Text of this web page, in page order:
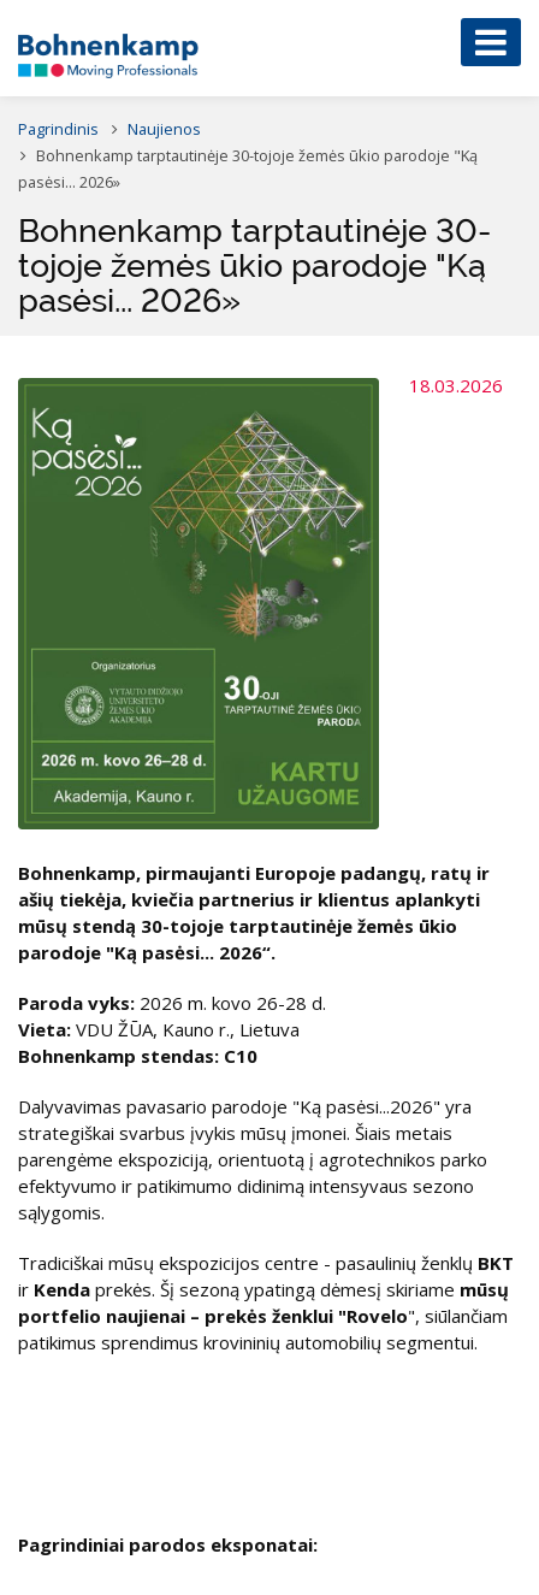
Pagrindinis
Naujienos
Bohnenkamp tarptautinėje 30-tojoje žemės ūkio parodoje "Ką
pasėsi... 2026»
Bohnenkamp tarptautinėje 30-
tojoje žemės ūkio parodoje "Ką
pasėsi... 2026»
18.03.2026
Bohnenkamp, pirmaujanti Europoje padangų, ratų ir
ašių tiekėja, kviečia partnerius ir klientus aplankyti
mūsų stendą 30-tojoje tarptautinėje žemės ūkio
parodoje "Ką pasėsi... 2026“.
Paroda vyks: 2026 m. kovo 26-28 d.
Vieta: VDU ŽŪA, Kauno r., Lietuva
Bohnenkamp stendas: C10
Dalyvavimas pavasario parodoje "Ką pasėsi...2026" yra
strategiškai svarbus įvykis mūsų įmonei. Šiais metais
parengėme ekspoziciją, orientuotą į agrotechnikos parko
efektyvumo ir patikimumo didinimą intensyvaus sezono
sąlygomis.
Tradiciškai mūsų ekspozicijos centre - pasaulinių ženklų BKT
ir Kenda prekės. Šį sezoną ypatingą dėmesį skiriame mūsų
portfelio naujienai – prekės ženklui "Rovelo", siūlančiam
patikimus sprendimus krovininių automobilių segmentui.
Pagrindiniai parodos eksponatai: